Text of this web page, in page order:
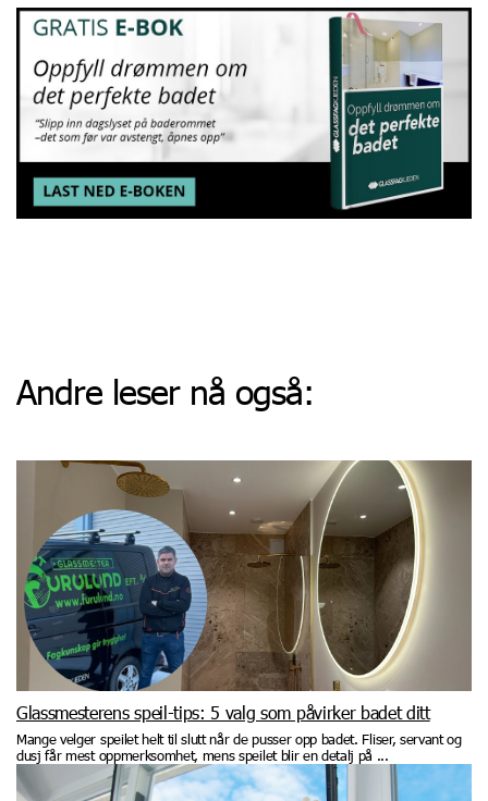
Andre leser nå også:
Glassmesterens speil-tips: 5 valg som påvirker badet ditt
Mange velger speilet helt til slutt når de pusser opp badet. Fliser, servant og
dusj får mest oppmerksomhet, mens speilet blir en detalj på ...